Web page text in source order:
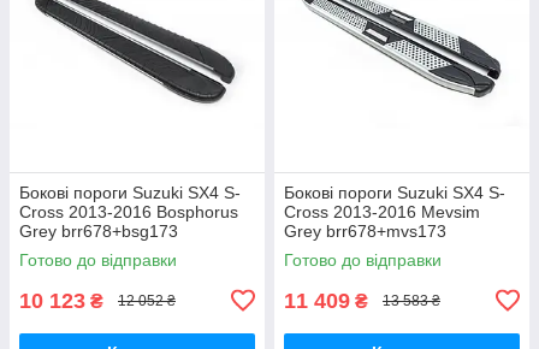
Бокові пороги Suzuki SX4 S-
Cross 2013-2016 Bosphorus
Grey brr678+bsg173
Готово до відправки
10 123 ₴ 12 052 ₴
Бокові пороги Suzuki SX4 S-
Cross 2013-2016 Mevsim
Grey brr678+mvs173
Готово до відправки
11 409 ₴ 13 583 ₴